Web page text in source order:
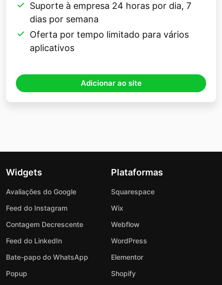
Suporte à empresa 24 horas por dia, 7
dias por semana
Oferta por tempo limitado para vários
aplicativos
Adicionar ao site
Widgets
Avaliações do Google
Feed do Instagram
Contagem Decrescente
Feed do LinkedIn
Bate-papo do WhatsApp
Popup
Plataformas
Squarespace
Wix
Webflow
WordPress
Elementor
Shopify